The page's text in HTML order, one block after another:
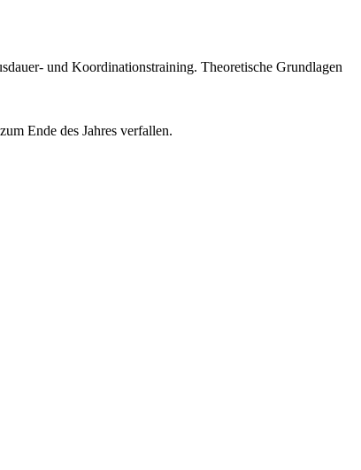
und Koordinationstraining. Theoretische Grundlagen
Ende des Jahres verfallen.